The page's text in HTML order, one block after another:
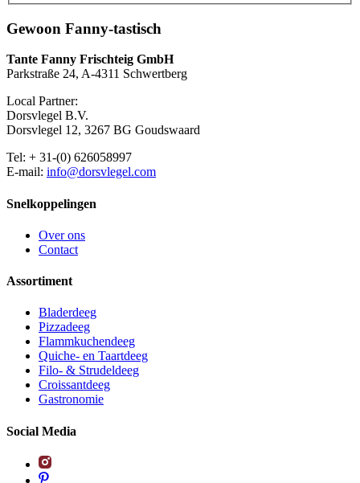
Gewoon Fanny-tastisch
Tante Fanny Frischteig GmbH
Parkstraße 24, A-4311 Schwertberg
Local Partner:
Dorsvlegel B.V.
Dorsvlegel 12, 3267 BG Goudswaard
Tel: + 31-(0) 626058997
E-mail: info@dorsvlegel.com
Snelkoppelingen
Over ons
Contact
Assortiment
Bladerdeeg
Pizzadeeg
Flammkuchendeeg
Quiche- en Taartdeeg
Filo- & Strudeldeeg
Croissantdeeg
Gastronomie
Social Media